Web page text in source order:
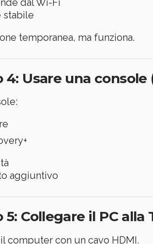
dal Wi-Fi
stabile
temporanea, ma funziona.
4: Usare una
aggiuntivo
5: Collegare il PC alla
computer con un cavo HDMI.